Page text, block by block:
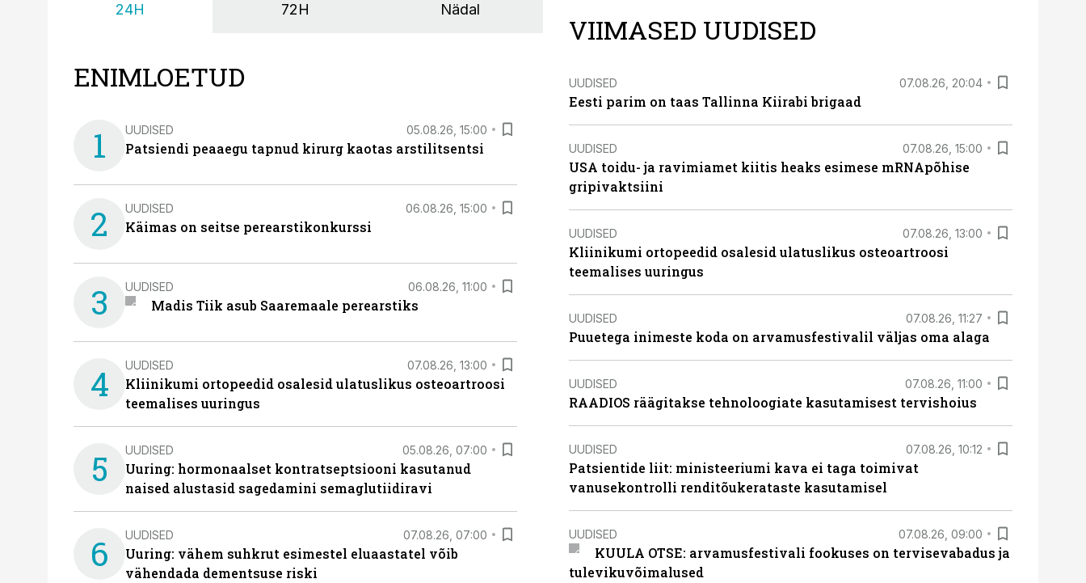
24H 72H Nädal
ENIMLOETUD
1 UUDISED 05.08.26, 15:00
Patsiendi peaaegu tapnud kirurg kaotas arstilitsentsi
2 UUDISED 06.08.26, 15:00
Käimas on seitse perearstikonkurssi
3 UUDISED 06.08.26, 11:00
Madis Tiik asub Saaremaale perearstiks
4 UUDISED 07.08.26, 13:00
Kliinikumi ortopeedid osalesid ulatuslikus osteoartroosi
teemalises uuringus
5 UUDISED 05.08.26, 07:00
Uuring: hormonaalset kontratseptsiooni kasutanud
naised alustasid sagedamini semaglutiidiravi
6 UUDISED 07.08.26, 07:00
Uuring: vähem suhkrut esimestel eluaastatel võib
vähendada dementsuse riski
VIIMASED UUDISED
UUDISED 07.08.26, 20:04
Eesti parim on taas Tallinna Kiirabi brigaad
UUDISED 07.08.26, 15:00
USA toidu- ja ravimiamet kiitis heaks esimese mRNApõhise
gripivaktsiini
UUDISED 07.08.26, 13:00
Kliinikumi ortopeedid osalesid ulatuslikus osteoartroosi
teemalises uuringus
UUDISED 07.08.26, 11:27
Puuetega inimeste koda on arvamusfestivalil väljas oma alaga
UUDISED 07.08.26, 11:00
RAADIOS räägitakse tehnoloogiate kasutamisest tervishoius
UUDISED 07.08.26, 10:12
Patsientide liit: ministeeriumi kava ei taga toimivat
vanusekontrolli renditõukerataste kasutamisel
UUDISED 07.08.26, 09:00
KUULA OTSE: arvamusfestivali fookuses on tervisevabadus ja
tulevikuvõimalused